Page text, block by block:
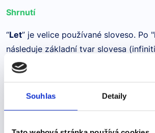
Souhlas Detaily
Shrnutí
“Let” je velice používané sloveso. Po
následuje základní tvar slovesa
Podobně lze použít "let" s jinými
"her", "him", "them" a “us"